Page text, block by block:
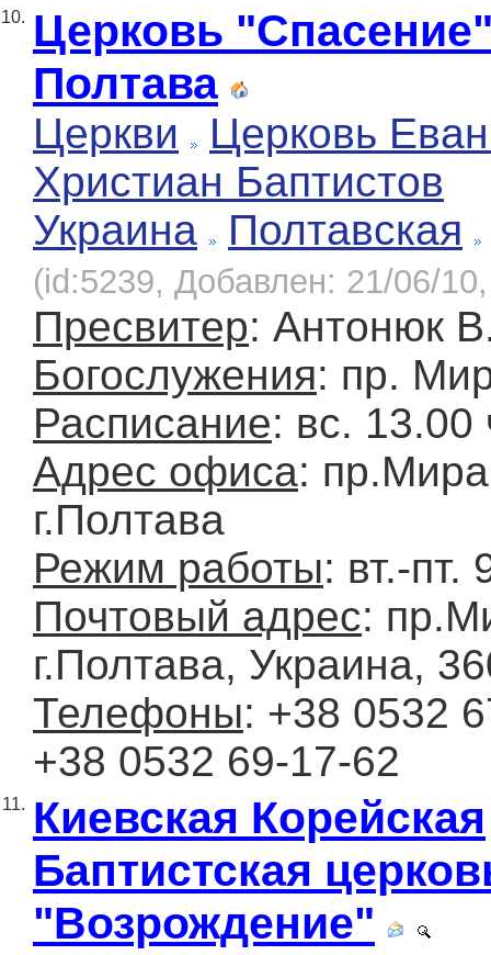
10. Церковь "Спасение"
Полтава
Церкви
Церковь
Христиан Баптистов
Украина
Полтавская
(id:5239, Добавлен: 21/06/
Пресвитер: Антонюк
Богослужения: пр.
Расписание: вс. 13.00
Адрес офиса:
г.Полтава
Режим работы: вт.-пт.
Почтовый адрес:
г.Полтава, Украина,
Телефоны: +38 0532
+38 0532 69-17-62
11. Киевская Корейская
Баптистская
"Возрождение"